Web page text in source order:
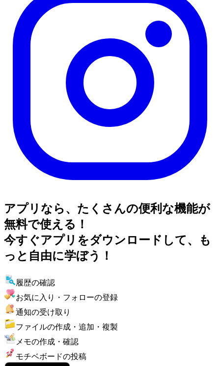
アプリなら、たくさんの便利な機能が
無料で使える！
今すぐアプリをダウンロードして、も
っと自由に学ぼう！
履歴の確認
お気に入り・フォローの登録
通知の受け取り
ファイルの作成・追加・複製
メモの作成・確認
モチベボードの投稿